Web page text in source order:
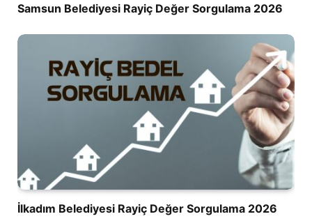
Samsun Belediyesi Rayiç Değer Sorgulama 2026
İlkadım Belediyesi Rayiç Değer Sorgulama 2026